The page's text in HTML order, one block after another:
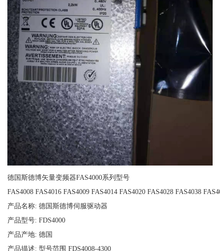
德国斯德博矢量变频器FAS4000系列型号
FAS4008 FAS4016 FAS4009 FAS4014 FAS4020 FAS4028 FAS4038
产品名称: 德国斯德博伺服驱动器
产品型号: FDS4000
产品产地: 德国
产品描述: 型号范围 FDS4008-4300